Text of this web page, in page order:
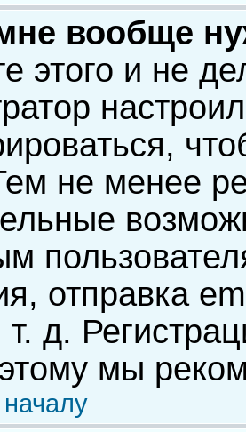
вообще
этого и не
не менее
отправка
т. д.
мы